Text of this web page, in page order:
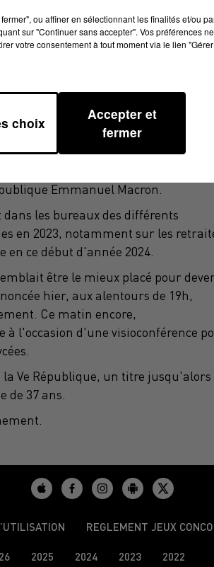
du gouvernement d'Élisabeth
Emmanuel Macron.
dans les bureaux des différents
en 2023, notamment sur les
ce début d'année 2024.
être le mieux placé pour
hier, aux alentours de 19h,
Ce matin encore,
l'occasion d'une visioconférence
Ve République, un titre jusqu'alors
de 37 ans.
REGLEMENT JEUX
2025 2024 2023 2022
ou affiner en sélectionnant les finalités et/ou
sur "Continuer sans accepter". Vos préférences
votre consentement à tout moment via le lien
choix
Accepter et
fermer